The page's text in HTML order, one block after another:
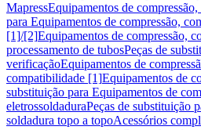
MapressEquipamentos de
para Equipamentos de compressão,
[1]/[2]Equipamentos de compressão,
processamento de tubosPeças de
verificaçãoEquipamentos de
compatibilidade [1]Equipamentos de
substituição para Equipamentos de
eletrossoldaduraPeças de substituição
soldadura topo a topoAcessórios